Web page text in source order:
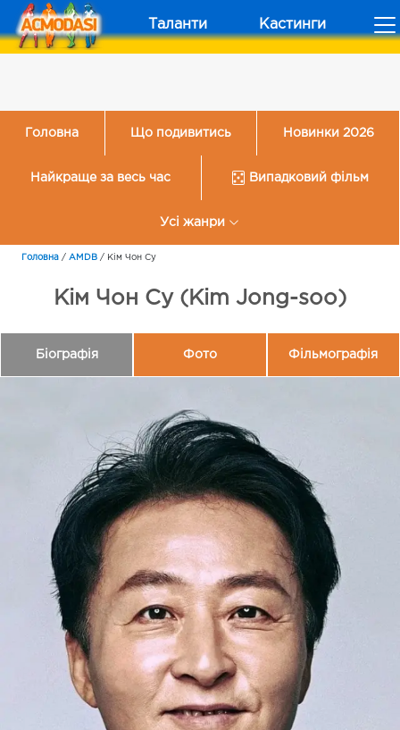
Таланти Кастинги
Головна Що подивитись Новинки 2026
Найкраще за весь час Випадковий фільм
Усі жанри
Головна / AMDB / Кім Чон Су
Кім Чон Су (Kim Jong-soo)
Біографія Фото Фільмографія